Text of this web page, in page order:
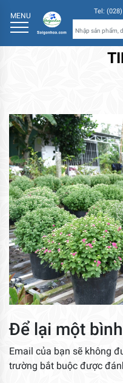
MENU Tel:
Để lại một
Email của bạn sẽ không
trường bắt buộc được